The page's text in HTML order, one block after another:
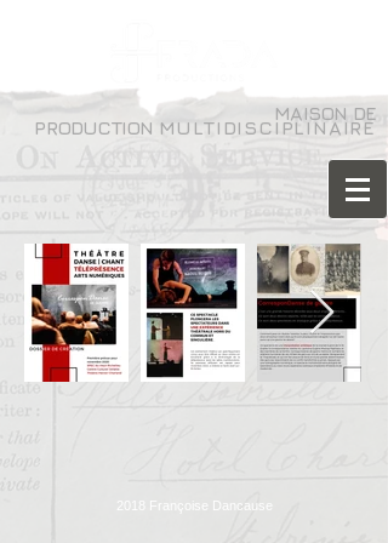
MAISON DE
PRODUCTION MULTIDISCIPLINAIRE
2018 Françoise Dancause